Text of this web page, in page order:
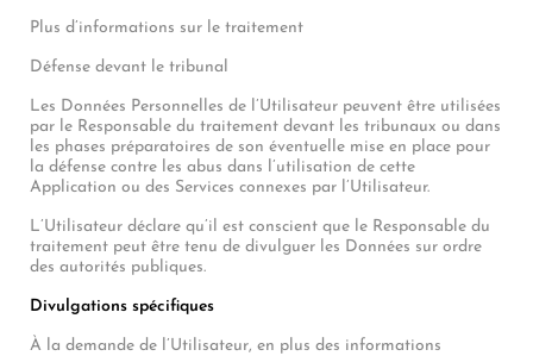
Plus d’informations sur le traitement
Défense devant le tribunal
Les Données Personnelles de l’Utilisateur peuvent être utilisées
par le Responsable du traitement devant les tribunaux ou dans
les phases préparatoires de son éventuelle mise en place pour
la défense contre les abus dans l’utilisation de cette
Application ou des Services connexes par l’Utilisateur.
L’Utilisateur déclare qu’il est conscient que le Responsable du
traitement peut être tenu de divulguer les Données sur ordre
des autorités publiques.
Divulgations spécifiques
À la demande de l’Utilisateur, en plus des informations